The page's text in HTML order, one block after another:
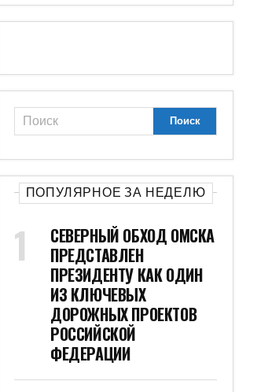
ПОПУЛЯРНОЕ ЗА НЕДЕЛЮ
СЕВЕРНЫЙ ОБХОД ОМСКА
ПРЕДСТАВЛЕН
ПРЕЗИДЕНТУ КАК ОДИН
ИЗ КЛЮЧЕВЫХ
ДОРОЖНЫХ ПРОЕКТОВ
РОССИЙСКОЙ
ФЕДЕРАЦИИ